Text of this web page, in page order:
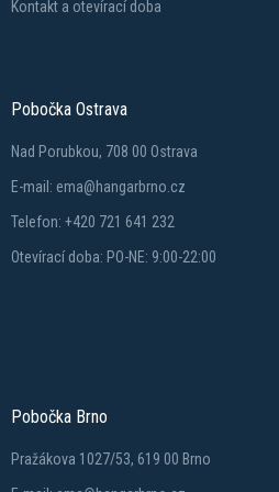
Kontakt a otevírací doba
Pobočka Ostrava
Nad Porubkou, 708 00 Ostrava
E-mail: ema@hangarbrno.cz
Telefon: +420 721 641 232
Otevírací doba: PO-NE: 9:00-22:00
Pobočka Brno
Pražákova 1027/53, 619 00 Brno